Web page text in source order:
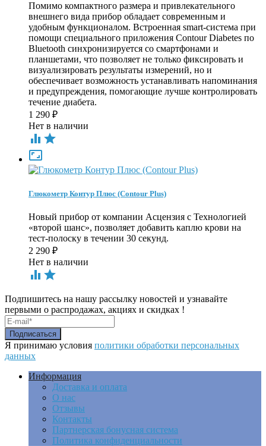
Помимо компактного размера и привлекательного
внешнего вида прибор обладает современным и
удобным функционалом. Встроенная smart-система при
помощи специального приложения Contour Diabetes по
Bluetooth синхронизируется со смартфонами и
планшетами, что позволяет не только фиксировать и
визуализировать результаты измерений, но и
обеспечивает возможность устанавливать напоминания
и предупреждения, помогающие лучше контролировать
течение диабета.
1 290 ₽
Нет в наличии
 

Глюкометр Контур Плюс (Contour Plus)
Новый прибор от компании Асцензия с Технологией
«второй шанс», позволяет добавить каплю крови на
тест-полоску в течении 30 секунд.
2 290 ₽
Нет в наличии
 
Подпишитесь на нашу рассылку новостей и узнавайте
первыми о распродажах, акциях и скидках !
Я принимаю условия политики обработки персональных
данных
Информация
Доставка и оплата
О нас
Отзывы
Контакты
Партнерская бонусная система
Политика конфиденциальности